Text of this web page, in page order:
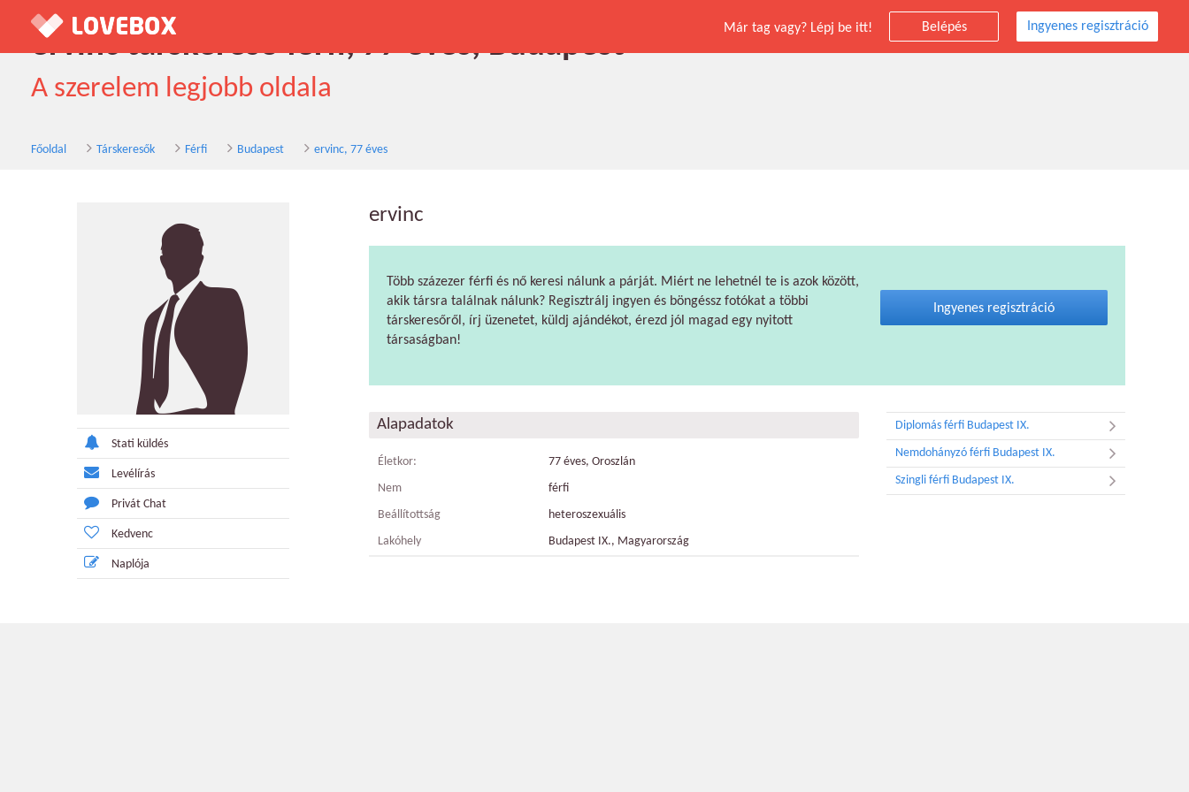
Már tag vagy? Lépj be itt! Belépés Ingyenes regisztráció
ervinc társkereső férfi, 77 éves, Budapest
A szerelem legjobb oldala
Főoldal Társkeresők Férfi Budapest ervinc, 77 éves
Stati küldés
Levélírás
Privát Chat
Kedvenc
Naplója
ervinc
Több százezer férfi és nő keresi nálunk a párját. Miért ne lehetnél te is azok között,
akik társra találnak nálunk? Regisztrálj ingyen és böngéssz fotókat a többi
társkeresőről, írj üzenetet, küldj ajándékot, érezd jól magad egy nyitott
társaságban!
Ingyenes regisztráció
Alapadatok
Életkor:
77 éves, Oroszlán
Nem
férfi
Beállítottság
heteroszexuális
Lakóhely
Budapest IX., Magyarország
Diplomás férfi Budapest IX.
Nemdohányzó férfi Budapest IX.
Szingli férfi Budapest IX.